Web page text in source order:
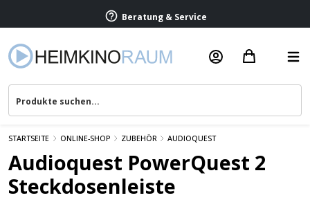
Beratung & Service
STARTSEITE ONLINE-SHOP ZUBEHÖR AUDIOQUEST
Audioquest PowerQuest 2
Steckdosenleiste